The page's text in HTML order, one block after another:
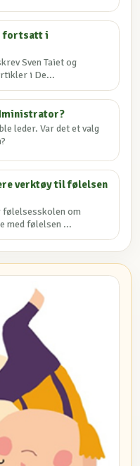
fortsatt i
Sven Taiet og
i De...
leder. Var det et valg
verktøy til følelsen
følelsesskolen om
med følelsen ...